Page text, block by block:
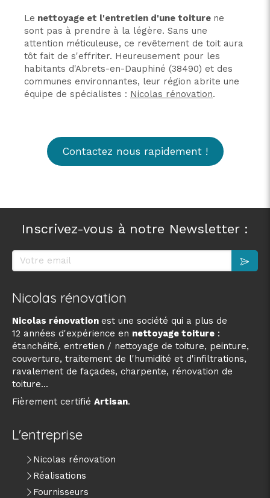
Le nettoyage et l'entretien d'une toiture ne
sont pas à prendre à la légère. Sans une
attention méticuleuse, ce revêtement de toit aura
tôt fait de s'effriter. Heureusement pour les
habitants d'Abrets-en-Dauphiné (38490) et des
communes environnantes, leur région abrite une
équipe de spécialistes : Nicolas rénovation.
Contactez nous rapidement !
Inscrivez-vous à notre Newsletter :
Votre email
Nicolas rénovation
Nicolas rénovation est une société qui a plus de
12 années d'expérience en nettoyage toiture :
étanchéité, entretien / nettoyage de toiture, peinture,
couverture, traitement de l'humidité et d'infiltrations,
ravalement de façades, charpente, rénovation de
toiture...
Fièrement certifié Artisan.
L'entreprise
Nicolas rénovation
Réalisations
Fournisseurs